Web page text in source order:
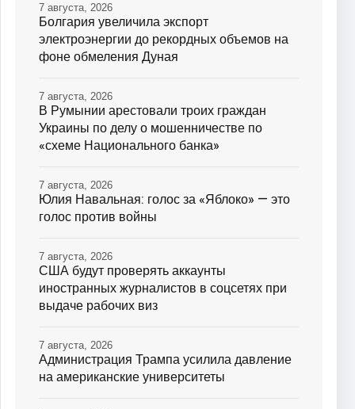
Болгария увеличила экспорт
электроэнергии до рекордных объемов на
фоне обмеления Дуная
7 августа, 2026
В Румынии арестовали троих граждан
Украины по делу о мошенничестве по
«схеме Национального банка»
7 августа, 2026
Юлия Навальная: голос за «Яблоко» — это
голос против войны
7 августа, 2026
США будут проверять аккаунты
иностранных журналистов в соцсетях при
выдаче рабочих виз
7 августа, 2026
Администрация Трампа усилила давление
на американские университеты
7 августа, 2026